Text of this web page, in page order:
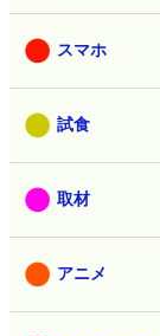
スマホ
試食
取材
アニメ